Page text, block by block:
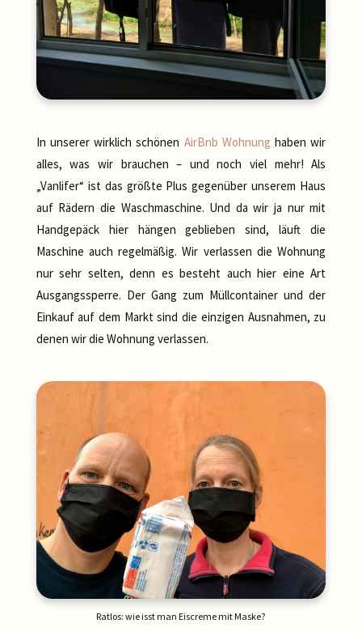
In unserer wirklich schönen AirBnb Wohnung haben wir
alles, was wir brauchen – und noch viel mehr! Als
„Vanlifer“ ist das größte Plus gegenüber unserem Haus
auf Rädern die Waschmaschine. Und da wir ja nur mit
Handgepäck hier hängen geblieben sind, läuft die
Maschine auch regelmäßig. Wir verlassen die Wohnung
nur sehr selten, denn es besteht auch hier eine Art
Ausgangssperre. Der Gang zum Müllcontainer und der
Einkauf auf dem Markt sind die einzigen Ausnahmen, zu
denen wir die Wohnung verlassen.
Ratlos: wie isst man Eiscreme mit Maske?